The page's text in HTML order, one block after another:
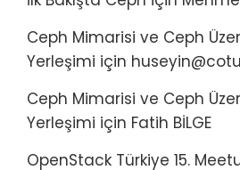
Ceph Mimarisi ve Ceph
Yerleşimi için
Ceph Mimarisi ve Ceph
Yerleşimi için Fatih BİLGE
OpenStack Türkiye 15.